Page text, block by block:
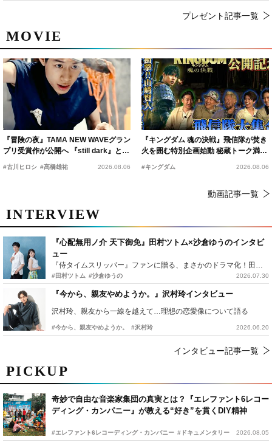
PICKUP
奇妙で自由な音楽家集団の真実とは？『エレファント6レコー
ディング・カンパニー』が教える“好き”を貫くDIY精神
#エレファント6レコーディング・カンパニー #ドキュメンタリー 2026.08.05
MOVIE
『冒険の夜』TAMA NEW WAVEグラン
プリ受賞作が公開へ 『still dark』と同
時上映決定
#古川ヒロシ #髙橋雄祐 2026.08.06
『キングダム 魂の決戦』飛信隊が焚き
火を囲む特別企画始動 秘蔵トーク満載
の“キングダムキャンプ”開催
#キングダム 2026.08.06
動画記事一覧
INTERVIEW
『心配無用ノ介 天下御免』田村ツトム×沙倉ゆうのインタビ
ュー
『侍タイムスリッパー』ファンに贈る、まさかのドラマ化！田村ツトム×沙倉ゆうのが語る『心配無用ノ介』撮影秘話
#田村ツトム #沙倉ゆうの 2026.07.30
『今から、親友やめようか。』沢村玲インタビュー
沢村玲、親友から一線を越えて…理想の恋愛像について語る
#今から、親友やめようか。 #沢村玲 2026.06.20
インタビュー記事一覧
プレゼント記事一覧